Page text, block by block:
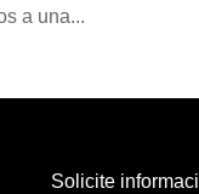
a una...
Solicite